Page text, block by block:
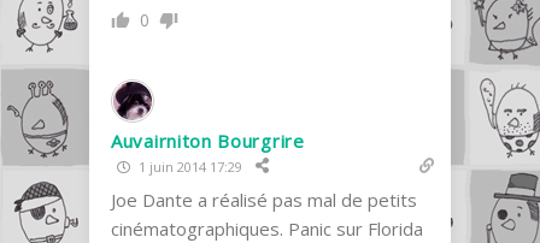
0
Auvairniton Bourgrire
1 juin 2014 17:29
Joe Dante a réalisé pas mal de petits
cinématographiques. Panic sur Florida